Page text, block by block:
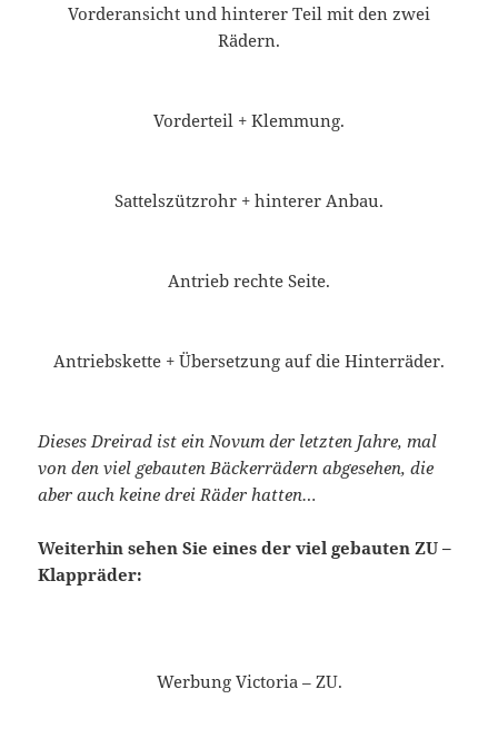
Vorderansicht und hinterer Teil mit den zwei
Rädern.
Vorderteil + Klemmung.
Sattelszützrohr + hinterer Anbau.
Antrieb rechte Seite.
Antriebskette + Übersetzung auf die Hinterräder.
Dieses Dreirad ist ein Novum der letzten Jahre, mal
von den viel gebauten Bäckerrädern abgesehen, die
aber auch keine drei Räder hatten…
Weiterhin sehen Sie eines der viel gebauten ZU –
Klappräder:
Werbung Victoria – ZU.